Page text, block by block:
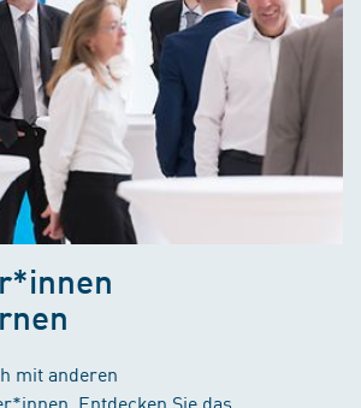
mit anderen
Entdecken Sie das